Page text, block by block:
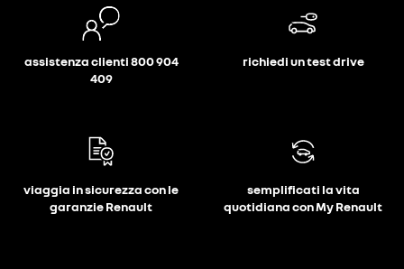
assistenza clienti 800 904
409
richiedi un test drive
viaggia in sicurezza con le
garanzie Renault
semplificati la vita
quotidiana con My Renault